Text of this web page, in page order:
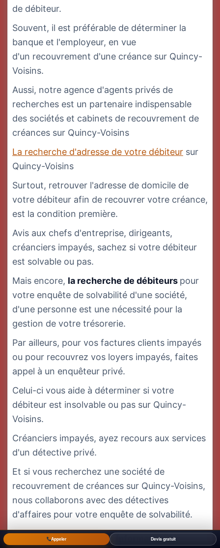
de débiteur.
Souvent, il est préférable de déterminer la
banque et l'employeur, en vue
d'un recouvrement d'une créance sur Quincy-
Voisins.
Aussi, notre agence d'agents privés de
recherches est un partenaire indispensable
des sociétés et cabinets de recouvrement de
créances sur Quincy-Voisins
La recherche d'adresse de votre débiteur sur
Quincy-Voisins
Surtout, retrouver l'adresse de domicile de
votre débiteur afin de recouvrer votre créance,
est la condition première.
Avis aux chefs d'entreprise, dirigeants,
créanciers impayés, sachez si votre débiteur
est solvable ou pas.
Mais encore, la recherche de débiteurs pour
votre enquête de solvabilité d'une société,
d'une personne est une nécessité pour la
gestion de votre trésorerie.
Par ailleurs, pour vos factures clients impayés
ou pour recouvrez vos loyers impayés, faites
appel à un enquêteur privé.
Celui-ci vous aide à déterminer si votre
débiteur est insolvable ou pas sur Quincy-
Voisins.
Créanciers impayés, ayez recours aux services
d'un détective privé.
Et si vous recherchez une société de
recouvrement de créances sur Quincy-Voisins,
nous collaborons avec des détectives
d'affaires pour votre enquête de solvabilité.
Affaires et Enquêtes Informatiques,
Appeler Devis gratuit